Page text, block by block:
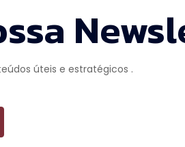
úteis e estratégicos .